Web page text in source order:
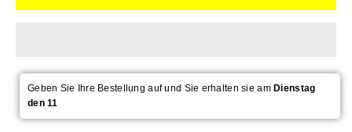
Geben Sie Ihre Bestellung auf und Sie erhalten sie amDienstag
den 11